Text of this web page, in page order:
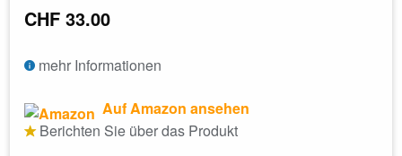
CHF 33.00
mehr Informationen
Auf Amazon ansehen
Berichten Sie über das Produkt